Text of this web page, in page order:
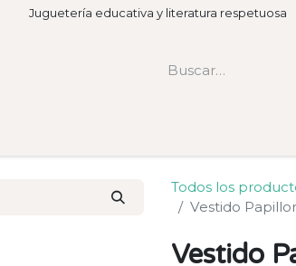
Juguetería educativa y literatura respetuosa
Todos los
Vestido
Vestido